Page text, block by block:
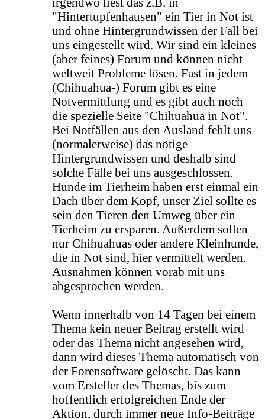
"Hintertupfenhausen" ein Tier in Not ist
und ohne Hintergrundwissen der Fall bei
uns eingestellt wird. Wir sind ein kleines
(aber feines) Forum und können nicht
weltweit Probleme lösen. Fast in jedem
(Chihuahua-) Forum gibt es eine
Notvermittlung und es gibt auch noch
die spezielle Seite "Chihuahua in Not".
Bei Notfällen aus den Ausland fehlt uns
(normalerweise) das nötige
Hintergrundwissen und deshalb sind
solche Fälle bei uns ausgeschlossen.
Hunde im Tierheim haben erst einmal ein
Dach über dem Kopf, unser Ziel sollte es
sein den Tieren den Umweg über ein
Tierheim zu ersparen. Außerdem sollen
nur Chihuahuas oder andere Kleinhunde,
die in Not sind, hier vermittelt werden.
Ausnahmen können vorab mit uns
abgesprochen werden.
Wenn innerhalb von 14 Tagen bei einem
Thema kein neuer Beitrag erstellt wird
oder das Thema nicht angesehen wird,
dann wird dieses Thema automatisch von
der Forensoftware gelöscht. Das kann
vom Ersteller des Themas, bis zum
hoffentlich erfolgreichen Ende der
Aktion, durch immer neue Info-Beiträge